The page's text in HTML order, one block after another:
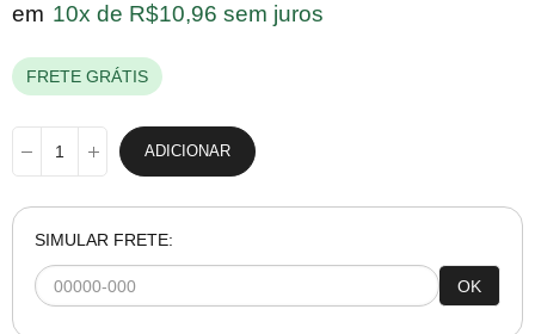
em 10x de R$10,96 sem juros
FRETE GRÁTIS
ADICIONAR
SIMULAR FRETE:
OK